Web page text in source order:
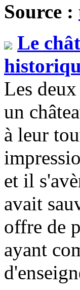
Source :
Le
Les
un
à leur
et il
avait
offre de
ayant